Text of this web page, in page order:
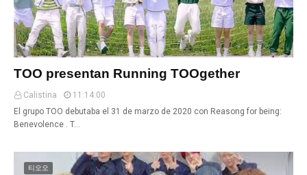
TOO presentan Running TOOgether
Calistina
11:14:00
El grupo TOO debutaba el 31 de marzo de 2020 con Reasong for being:
Benevolence . T…
티오오